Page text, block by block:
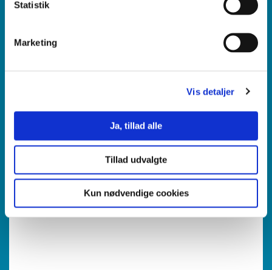
Statistik
Marketing
Vis detaljer
Ja, tillad alle
Tillad udvalgte
Kun nødvendige cookies
18. august 2026
Akademimodul
Pædagogik og undervisning
Bushcraft og håndværk